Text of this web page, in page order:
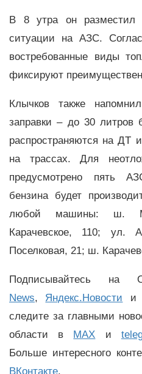
В 8 утра он
ситуации на АЗС.
востребованные виды
фиксируют
Клычков также
заправки – до 30 литров
распространяются на ДТ
на трассах. Для
предусмотрено пять
бензина будет
любой машины: ш.
Карачевское, 110; ул.
Поселковая, 21; ш.
Подписывайтесь
News, Яндекс.Новости и
следите за главными
области в MAX и
Больше интересного
ВКонтакте.